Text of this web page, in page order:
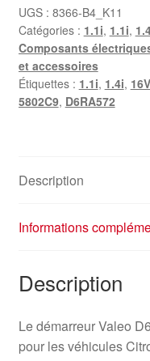
pour
Citroën
et
Peugeot
D6RA572
5802C9
UGS : 8366-B4_K11
Catégories : 1.1i, 1.1i,
Composants
et accessoires
Étiquettes : 1.1i, 1.4i,
5802C9, D6RA572
Description
Informations
Description
Le démarreur Valeo
pour les véhicules